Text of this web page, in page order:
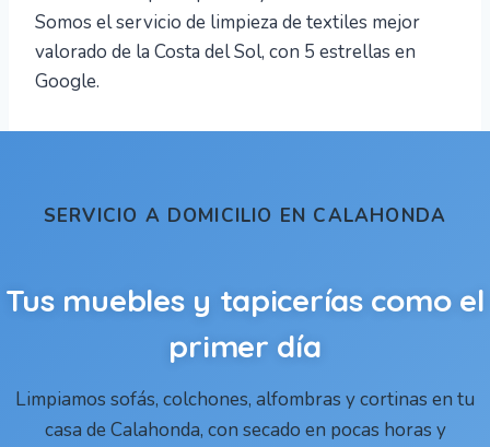
Somos el servicio de limpieza de textiles mejor
valorado de la Costa del Sol, con 5 estrellas en
Google.
SERVICIO A DOMICILIO EN CALAHONDA
Tus muebles y tapicerías como el
primer día
Limpiamos sofás, colchones, alfombras y cortinas en tu
casa de Calahonda, con secado en pocas horas y